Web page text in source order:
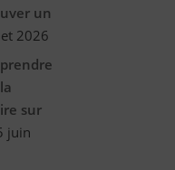
un
2026
sur
juin